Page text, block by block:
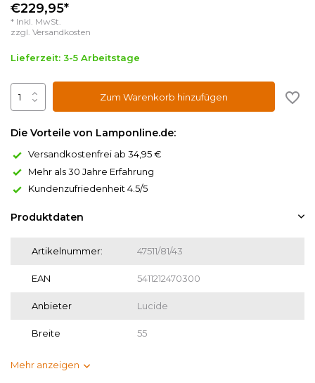
€229,95*
* Inkl. MwSt.
zzgl. Versandkosten
Lieferzeit: 3-5 Arbeitstage
Zum Warenkorb hinzufügen
Die Vorteile von Lamponline.de:
Versandkostenfrei ab 34,95 €
Mehr als 30 Jahre Erfahrung
Kundenzufriedenheit 4.5/5
Produktdaten
Artikelnummer: 47511/81/43
EAN 5411212470300
Anbieter Lucide
Breite 55
Mehr anzeigen